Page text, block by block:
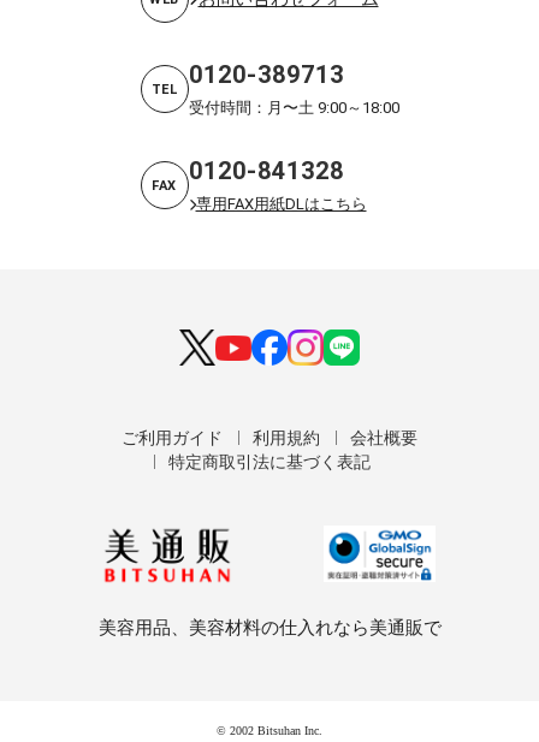
TEL 0120-389713
受付時間：月〜土 9:00～18:00
FAX 0120-841328
専用FAX用紙DLはこちら
ご利用ガイド 利用規約
会社概要
特定商取引法に基づく表記
美容用品、美容材料の仕入れなら美通販で
© 2002 Bitsuhan Inc.